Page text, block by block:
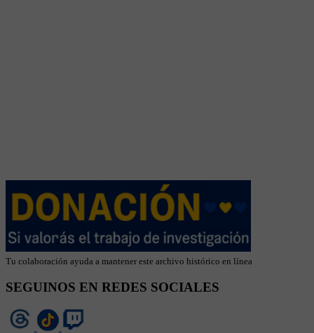
Tu colaboración ayuda a mantener este archivo histórico en línea
SEGUINOS EN REDES SOCIALES